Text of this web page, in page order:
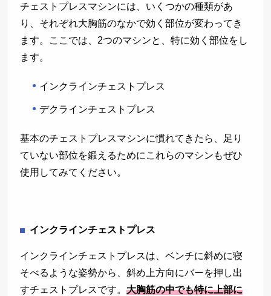
チェストプレスマシンには、いくつかの種類があ
り、それぞれ大胸筋のなかで効く部位が変わってき
ます。ここでは、2つのマシンと、特に効く部位をし
ます。
インクラインチェストプレス
デクラインチェストプレス
基本のチェストプレスマシンに慣れてきたら、足り
ていない部位を鍛えるためにこれらのマシンもぜひ
使用してみてください。
インクラインチェストプレス
インクラインチェストプレスは、ベンチに斜めに寝
そべるような姿勢から、斜め上方向にバーを押し出
すチェストプレスです。大胸筋の中でも特に上部に